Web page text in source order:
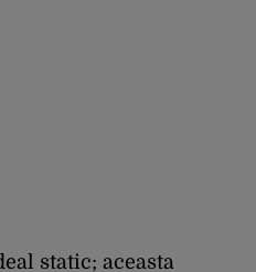
static; aceasta